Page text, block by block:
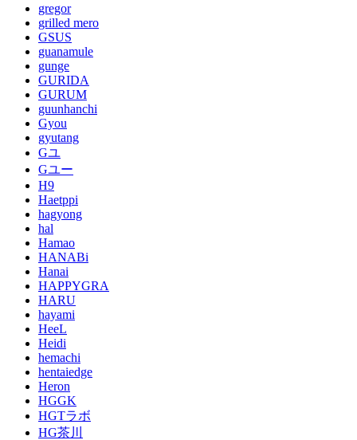
gregor
grilled mero
GSUS
guanamule
gunge
GURIDA
GURUM
guunhanchi
Gyou
gyutang
Gユ
Gユー
H9
Haetppi
hagyong
hal
Hamao
HANABi
Hanai
HAPPYGRA
HARU
hayami
HeeL
Heidi
hemachi
hentaiedge
Heron
HGGK
HGTラボ
HG茶川